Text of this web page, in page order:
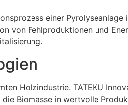
einer
von Fehlproduktionen und
Holzindustrie. TATEKU
Biomasse in wertvolle